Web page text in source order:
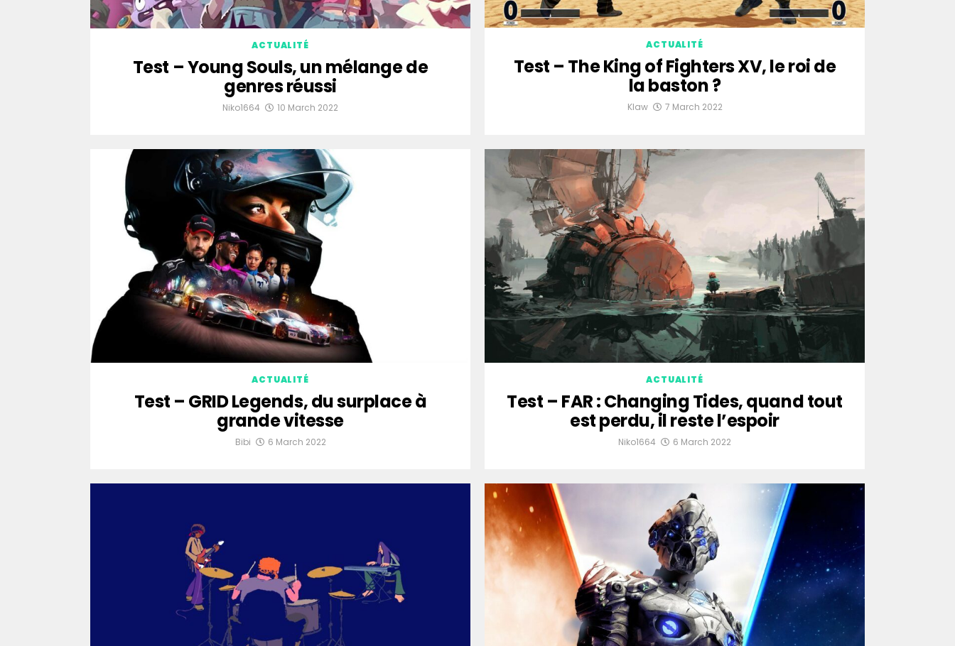
ACTUALITÉ
Test – Young Souls, un mélange de
genres réussi
Niko1664 10 March 2022
ACTUALITÉ
Test – The King of Fighters XV, le roi de
la baston ?
Klaw 7 March 2022
ACTUALITÉ
Test – GRID Legends, du surplace à
grande vitesse
Bibi 6 March 2022
ACTUALITÉ
Test – FAR : Changing Tides, quand tout
est perdu, il reste l’espoir
Niko1664 6 March 2022